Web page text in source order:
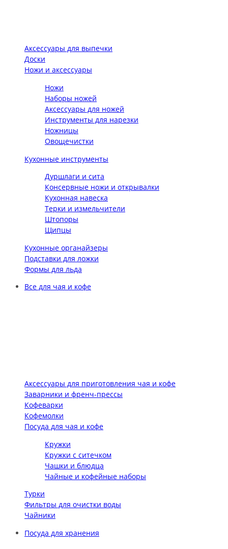
Аксессуары для выпечки
Доски
Ножи и аксессуары
Ножи
Наборы ножей
Аксессуары для ножей
Инструменты для нарезки
Ножницы
Овощечистки
Кухонные инструменты
Дуршлаги и сита
Консервные ножи и открывалки
Кухонная навеска
Терки и измельчители
Штопоры
Щипцы
Кухонные органайзеры
Подставки для ложки
Формы для льда
Все для чая и кофе
Аксессуары для приготовления чая и кофе
Заварники и френч-прессы
Кофеварки
Кофемолки
Посуда для чая и кофе
Кружки
Кружки с ситечком
Чашки и блюдца
Чайные и кофейные наборы
Турки
Фильтры для очистки воды
Чайники
Посуда для хранения